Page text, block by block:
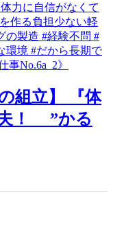
組立】 『体
夫！ ”かる